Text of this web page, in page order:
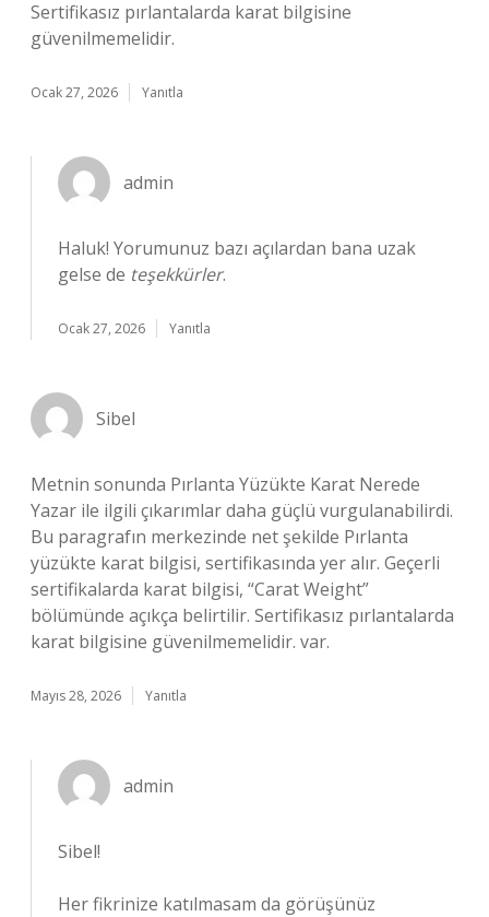
Sertifikasız pırlantalarda karat bilgisine
güvenilmemelidir.
Ocak 27, 2026 Yanıtla
admin
Haluk! Yorumunuz bazı açılardan bana uzak
gelse de teşekkürler.
Ocak 27, 2026 Yanıtla
Sibel
Metnin sonunda Pırlanta Yüzükte Karat Nerede
Yazar ile ilgili çıkarımlar daha güçlü vurgulanabilirdi.
Bu paragrafın merkezinde net şekilde Pırlanta
yüzükte karat bilgisi, sertifikasında yer alır. Geçerli
sertifikalarda karat bilgisi, “Carat Weight”
bölümünde açıkça belirtilir. Sertifikasız pırlantalarda
karat bilgisine güvenilmemelidir. var.
Mayıs 28, 2026 Yanıtla
admin
Sibel!
Her fikrinize katılmasam da görüşünüz